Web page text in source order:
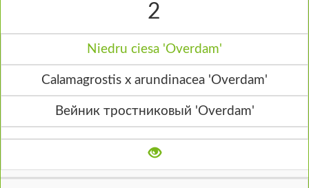
2
Niedru ciesa 'Overdam'
Calamagrostis x arundinacea 'Overdam'
Вейник тростниковый 'Overdam'